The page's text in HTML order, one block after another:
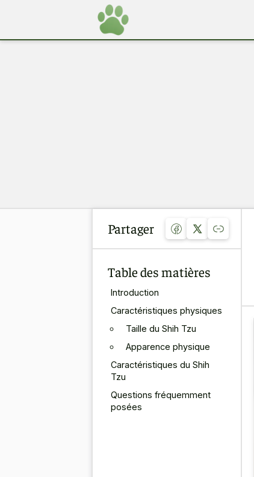
Partager
Table des matières
Introduction
Caractéristiques physiques
Taille du Shih Tzu
Apparence physique
Caractéristiques du Shih
Tzu
Questions fréquemment
posées